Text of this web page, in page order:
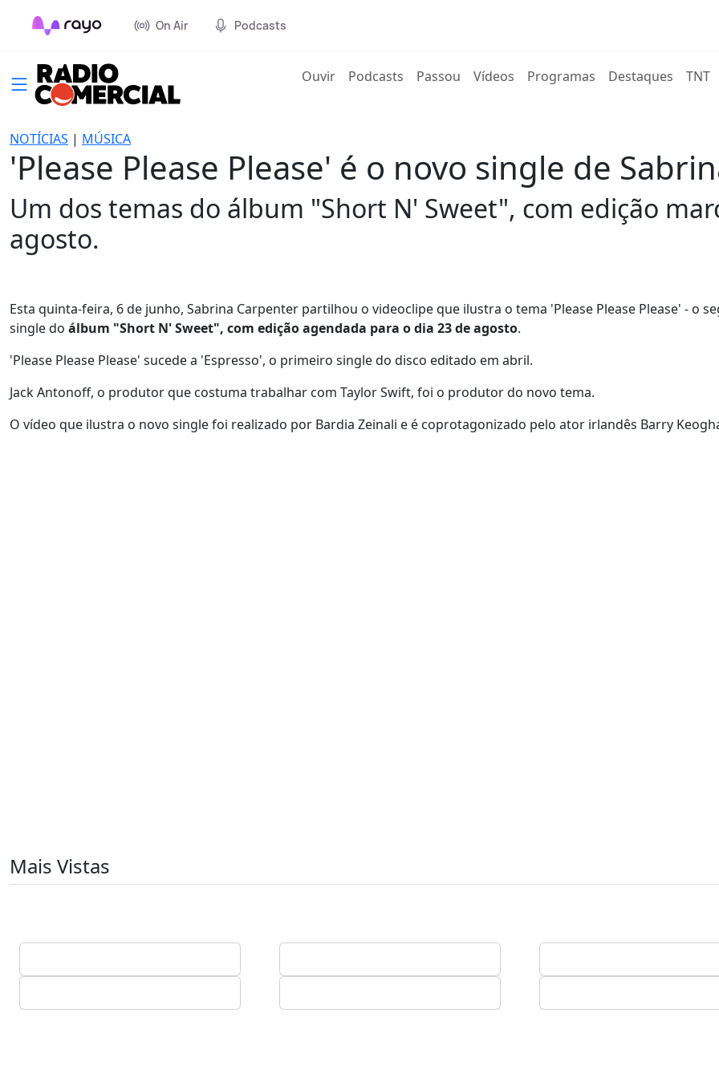
On Air Podcasts
Ouvir(current)
Podcasts Passou Vídeos Programas Destaques TNT
NOTÍCIAS | MÚSICA
'Please Please Please' é o novo single de
Um dos temas do álbum "Short N' Sweet", com edição
agosto.
Esta quinta-feira, 6 de junho, Sabrina Carpenter partilhou o videoclipe que ilustra o tema 'Please Please Please' - o
single do álbum "Short N' Sweet", com edição agendada para o dia 23 de agosto.
'Please Please Please' sucede a 'Espresso', o primeiro single do disco editado em abril.
Jack Antonoff, o produtor que costuma trabalhar com Taylor Swift, foi o produtor do novo tema.
O vídeo que ilustra o novo single foi realizado por Bardia Zeinali e é coprotagonizado pelo ator irlandês Barry
Mais Vistas